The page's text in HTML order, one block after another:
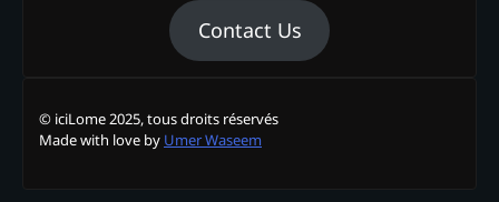
Contact Us
© iciLome 2025, tous droits réservés
Made with love by Umer Waseem